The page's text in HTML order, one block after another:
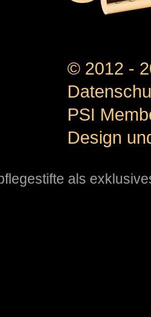
© 2012 -
PSI
Design
als